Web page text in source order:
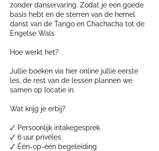
zonder danservaring. Zodat je een goede
basis hebt en de sterren van de hemel
danst van de Tango en Chachacha tot de
Engelse Wals
Hoe werkt het?
Jullie boeken via hier online jullie eerste
les, de rest van de lessen plannen we
samen op locatie in.
Wat krijg je erbij?
🗸 Persoonlijk intakegesprek
🗸 6 uur privéles
🗸 Één-op-één begeleiding